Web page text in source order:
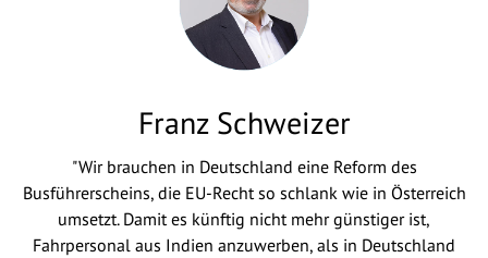
Franz Schweizer
"Wir brauchen in Deutschland eine Reform des
Busführerscheins, die EU-Recht so schlank wie in Österreich
umsetzt. Damit es künftig nicht mehr günstiger ist,
Fahrpersonal aus Indien anzuwerben, als in Deutschland